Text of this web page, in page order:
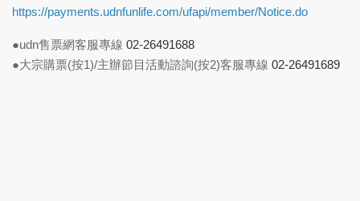
https://payments.udnfunlife.com/ufapi/member/Notice.do
●udn售票網客服專線 02-26491688
●大宗購票(按1)/主辦節目活動諮詢(按2)客服專線 02-26491689